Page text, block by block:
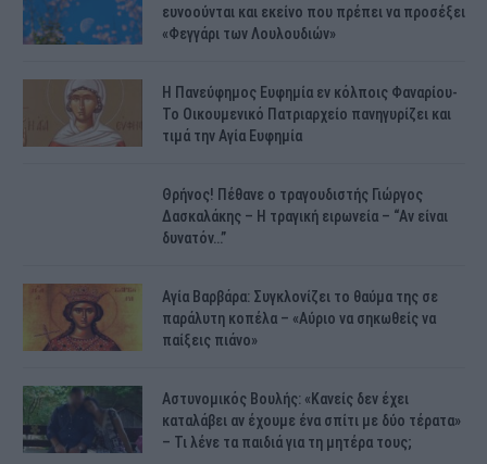
ευνοούνται και εκείνο που πρέπει να προσέξει
«Φεγγάρι των Λουλουδιών»
H Πανεύφημος Ευφημία εν κόλποις Φαναρίου-
Το Οικουμενικό Πατριαρχείο πανηγυρίζει και
τιμά την Αγία Ευφημία
Θρήνος! Πέθανε ο τραγουδιστής Γιώργος
Δασκαλάκης – Η τραγική ειρωνεία – “Αν είναι
δυνατόν…”
Αγία Βαρβάρα: Συγκλονίζει το θαύμα της σε
παράλυτη κοπέλα – «Αύριο να σηκωθείς να
παίξεις πιάνο»
Αστυνομικός Bουλής: «Κανείς δεν έχει
καταλάβει αν έχουμε ένα σπίτι με δύο τέρατα»
– Τι λένε τα παιδιά για τη μητέρα τους;